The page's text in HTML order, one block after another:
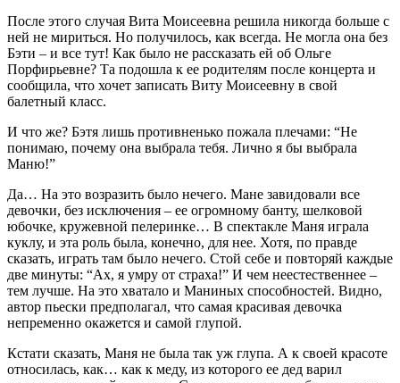
После этого случая Вита Моисеевна решила никогда больше с
ней не мириться. Но получилось, как всегда. Не могла она без
Бэти – и все тут! Как было не рассказать ей об Ольге
Порфирьевне? Та подошла к ее родителям после концерта и
сообщила, что хочет записать Виту Моисеевну в свой
балетный класс.
И что же? Бэтя лишь противненько пожала плечами: “Не
понимаю, почему она выбрала тебя. Лично я бы выбрала
Маню!”
Да… На это возразить было нечего. Мане завидовали все
девочки, без исключения – ее огромному банту, шелковой
юбочке, кружевной пелеринке… В спектакле Маня играла
куклу, и эта роль была, конечно, для нее. Хотя, по правде
сказать, играть там было нечего. Стой себе и повторяй каждые
две минуты: “Ах, я умру от страха!” И чем неестественнее –
тем лучше. На это хватало и Маниных способностей. Видно,
автор пьески предполагал, что самая красивая девочка
непременно окажется и самой глупой.
Кстати сказать, Маня не была так уж глупа. А к своей красоте
относилась, как… как к меду, из которого ее дед варил